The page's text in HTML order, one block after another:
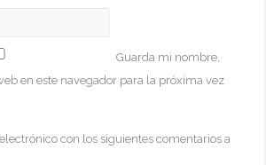
Guarda mi nombre,
en este navegador para la próxima vez
con los siguientes comentarios a